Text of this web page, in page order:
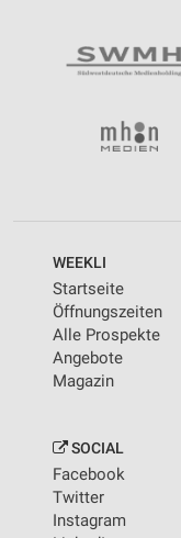
WEEKLI
Startseite
Öffnungszeiten
Alle Prospekte
Angebote
Magazin
SOCIAL
Facebook
Twitter
Instagram